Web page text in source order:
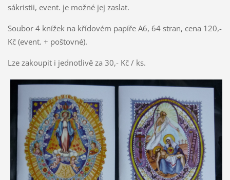
sákristii, event. je možné jej zaslat.
Soubor 4 knížek na křídovém papíře A6, 64 stran, cena 120,-
Kč (event. + poštovné).
Lze zakoupit i jednotlivě za 30,- Kč / ks.